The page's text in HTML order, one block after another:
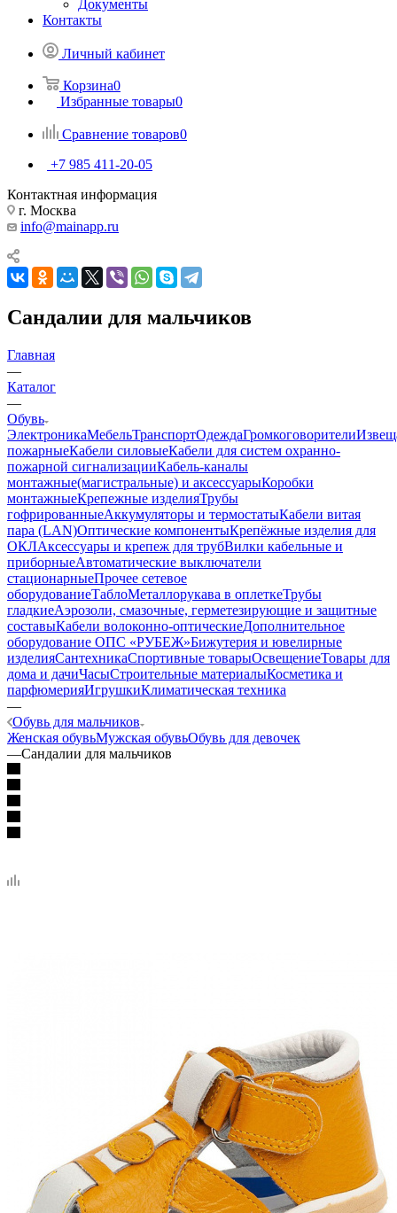
Документы
Контакты
Личный кабинет
Корзина0
Избранные товары0
Сравнение товаров0
+7 985 411-20-05
Контактная информация
г. Москва
info@mainapp.ru
Сандалии для мальчиков
Главная
—
Каталог
—
Обувь
ЭлектроникаМебельТранспортОдеждаГромкоговорители
пожарныеКабели силовыеКабели для систем охранно-
пожарной сигнализацииКабель-каналы
монтажные(магистральные) и аксессуарыКоробки
монтажныеКрепежные изделияТрубы
гофрированныеАккумуляторы и термостатыКабели витая
пара (LAN)Оптические компонентыКрепёжные изделия для
ОКЛАксессуары и крепеж для трубВилки кабельные и
приборныеАвтоматические выключатели
стационарныеПрочее сетевое
оборудованиеТаблоМеталлорукава в оплеткеТрубы
гладкиеАэрозоли, смазочные, герметезирующие и защитные
составыКабели волоконно-оптическиеДополнительное
оборудование ОПС «РУБЕЖ»Бижутерия и ювелирные
изделияСантехникаСпортивные товарыОсвещениеТовары для
дома и дачиЧасыСтроительные материалыКосметика и
парфюмерияИгрушкиКлиматическая техника
—
Обувь для мальчиков
Женская обувьМужская обувьОбувь для девочек
—Сандалии для мальчиков